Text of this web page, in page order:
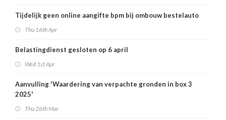
Tijdelijk geen online aangifte bpm bij ombouw bestelauto
Thu 16th Apr
Belastingdienst gesloten op 6 april
Wed 1st Apr
Aanvulling 'Waardering van verpachte gronden in box 3
2025'
Thu 26th Mar